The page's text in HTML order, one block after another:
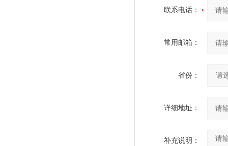
联系电话：
常用邮箱：
省份：
详细地址：
补充说明：